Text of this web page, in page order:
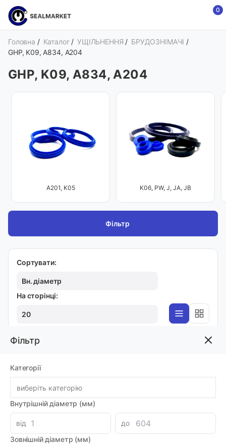
0
Фільтр
Категорії
виберіть категорію
Внутрішній діаметр (мм)
від
до
Зовнішній діаметр (мм)
Головна / Каталог /УЩІЛЬНЕННЯ / БРУДОЗНІМАЧІ /
GHP, K09, A834, A204
GHP, K09, A834, A204
A201, K05 K06, PW, J, JA, JB
Фільтр
Сортувати:
Вн. діаметр
На сторінці:
20